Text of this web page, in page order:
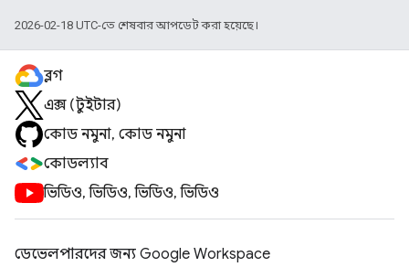
2026-02-18 UTC-তে শেষবার আপডেট করা হয়েছে।
ব্লগ
এক্স (টুইটার)
কোড নমুনা, কোড নমুনা
কোডল্যাব
ভিডিও, ভিডিও, ভিডিও, ভিডিও
ডেভেলপারদের জন্য Google Workspace